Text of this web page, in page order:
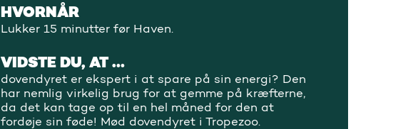
HVORNÅR
Lukker 15 minutter før Haven.
VIDSTE DU, AT …
dovendyret er ekspert i at spare på sin energi? Den
har nemlig virkelig brug for at gemme på kræfterne,
da det kan tage op til en hel måned for den at
fordøje sin føde! Mød dovendyret i Tropezoo.